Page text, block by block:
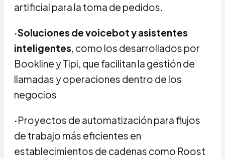
artificial para la toma de pedidos.
·Soluciones de voicebot y asistentes
inteligentes, como los desarrollados por
Bookline y Tipi, que facilitan la gestión de
llamadas y operaciones dentro de los
negocios
·Proyectos de automatización para flujos
de trabajo más eficientes en
establecimientos de cadenas como Roost